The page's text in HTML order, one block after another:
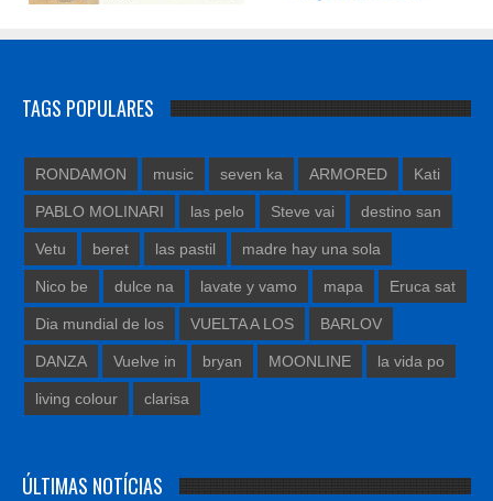
TAGS POPULARES
RONDAMON music seven ka ARMORED Kati
PABLO MOLINARI las pelo Steve vai destino san
Vetu beret las pastil madre hay una sola
Nico be dulce na lavate y vamo mapa Eruca sat
Dia mundial de los VUELTA A LOS BARLOV
DANZA Vuelve in bryan MOONLINE la vida po
living colour clarisa
ÚLTIMAS NOTÍCIAS